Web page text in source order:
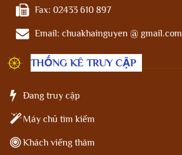
Fax: 02433 610 897
Email: chuakhainguyen @ gmail.com
THỐNG KÊ TRUY CẬP
Đang truy cập
Máy chủ tìm kiếm
Khách viếng thăm